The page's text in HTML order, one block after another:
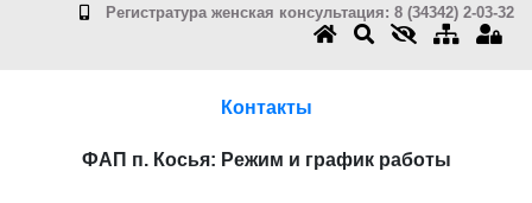
Регистратура женская консультация: 8 (34342) 2-03-32
Контакты
ФАП п. Косья: Режим и график работы